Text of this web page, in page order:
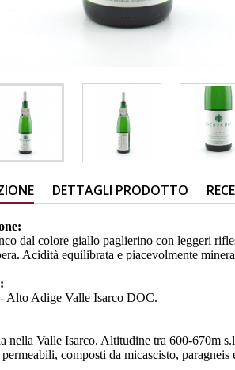
DETTAGLI PRODOTTO
dal colore giallo paglierino con leggeri
Acidità equilibrata e piacevolmente
Alto Adige Valle Isarco DOC.
nella Valle Isarco. Altitudine tra 600-670m
composti da micascisto, paragneis